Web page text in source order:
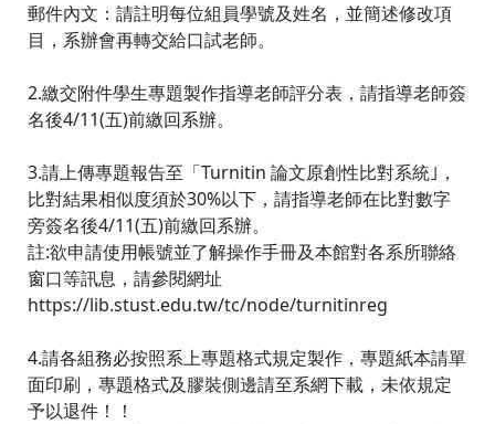
郵件內文：請註明每位組員學號及姓名，並簡述修改項
目，系辦會再轉交給口試老師。
2.繳交附件學生專題製作指導老師評分表，請指導老師簽
名後4/11(五)前繳回系辦。
3.請上傳專題報告至「Turnitin 論文原創性比對系統｣，
比對結果相似度須於30%以下，請指導老師在比對數字
旁簽名後4/11(五)前繳回系辦。
註:欲申請使用帳號並了解操作手冊及本館對各系所聯絡
窗口等訊息，請參閱網址
https://lib.stust.edu.tw/tc/node/turnitinreg
4.請各組務必按照系上專題格式規定製作，專題紙本請單
面印刷，專題格式及膠裝側邊請至系網下載，未依規定
予以退件！！